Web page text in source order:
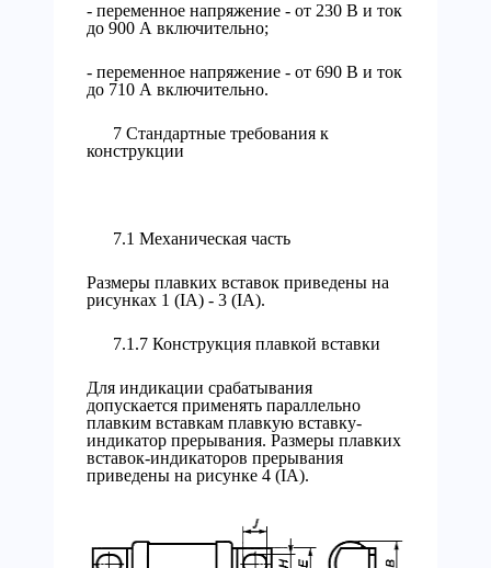
- переменное напряжение - от 230 В и ток
до 900 А включительно;
- переменное напряжение - от 690 В и ток
до 710 А включительно.
7 Стандартные требования к
конструкции
7.1 Механическая часть
Размеры плавких вставок приведены на
рисунках 1 (IA) - 3 (IA).
7.1.7 Конструкция плавкой вставки
Для индикации срабатывания
допускается применять параллельно
плавким вставкам плавкую вставку-
индикатор прерывания. Размеры плавких
вставок-индикаторов прерывания
приведены на рисунке 4 (IA).